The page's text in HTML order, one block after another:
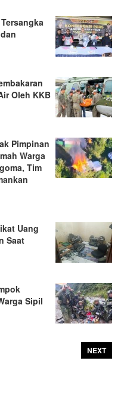
Oleh KKB
Pimpinan
Warga
Tim
Uang
Saat
Sipil
NEXT